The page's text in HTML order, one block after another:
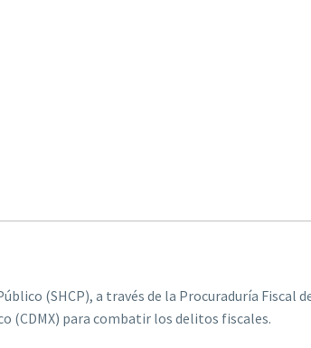
(SHCP), a través de la Procuraduría Fiscal
(CDMX) para combatir los delitos fiscales.